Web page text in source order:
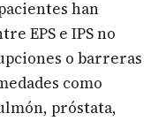
han
EPS e IPS no
o barreras
como
próstata,